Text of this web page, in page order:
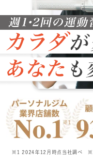
かたぎり塾につ
TOPページ
選ばれる理由
ビフォーアフター
※1 2024年12月時点当社調べ